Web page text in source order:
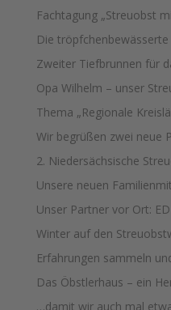
Fachtagung „Streuobst
Die
Zweiter Tiefbrunnen für
Opa Wilhelm – unser
Thema „Regionale
Wir begrüßen zwei neue
2. Niedersächsische
Unsere neuen
Unser Partner vor Ort:
Winter auf den
Erfahrungen sammeln
Das Öbstlerhaus – ein
…damit wir auch mal